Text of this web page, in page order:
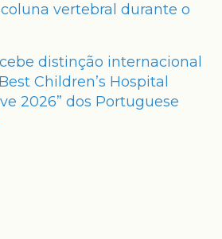
vertebral durante o
distinção internacional
Children’s Hospital
2026” dos Portuguese